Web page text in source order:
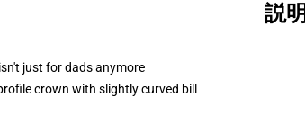
説明
just for dads anymore
crown with slightly curved bill